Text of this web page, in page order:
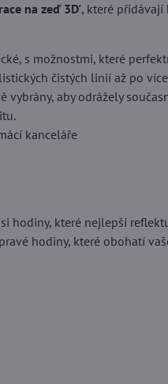
na zeď 3D', které přidávají
s možnostmi, které
čistých linií až po
vybrány, aby odrážely
kanceláře
hodiny, které nejlepší
hodiny, které obohatí